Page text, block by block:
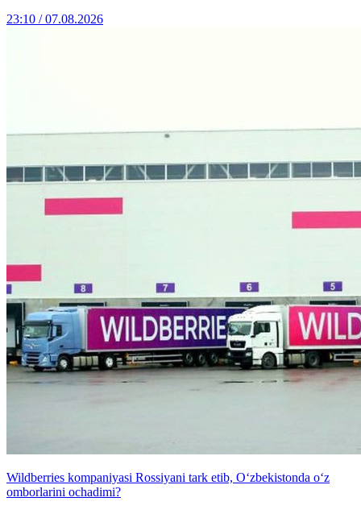
23:10 / 07.08.2026
Wildberries kompaniyasi Rossiyani tark etib, O‘zbekistonda o‘z
omborlarini ochadimi?